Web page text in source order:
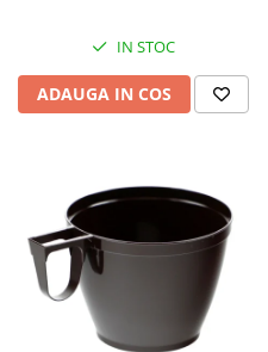
Insecticide
Odorizante textile
Odorizante baie
Odorizante Camera
Odorizante Speciale
PACHETE PROMO
Bureti speciali
Accesorii pe coduri de culori
Animale de companie
Articole de bucatarie si catering
Folii si ambalaje
Pahare de unica folosinta
IN STOC
ADAUGA IN COS